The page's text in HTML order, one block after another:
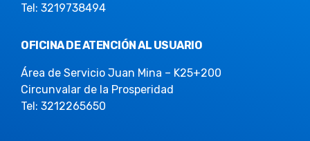
Tel: 3219738494
OFICINA DE ATENCIÓN AL USUARIO
Área de Servicio Juan Mina – K25+200
Circunvalar de la Prosperidad
Tel: 3212265650